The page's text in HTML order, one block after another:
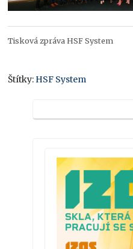
Tisková zpráva HSF System
Štítky: HSF System